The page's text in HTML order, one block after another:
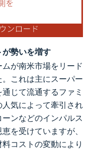
勢いを増す
が南米市場をリード
。これは主にスーパー
じて流通するファミ
気によって牽引され
ンなどのインパルス
を受けていますが、
コストの変動により